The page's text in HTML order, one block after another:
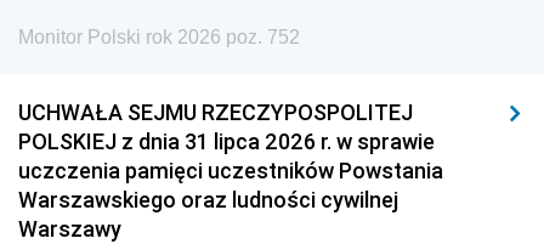
Monitor Polski rok 2026 poz. 752
UCHWAŁA SEJMU RZECZYPOSPOLITEJ
POLSKIEJ z dnia 31 lipca 2026 r. w sprawie
uczczenia pamięci uczestników Powstania
Warszawskiego oraz ludności cywilnej
Warszawy